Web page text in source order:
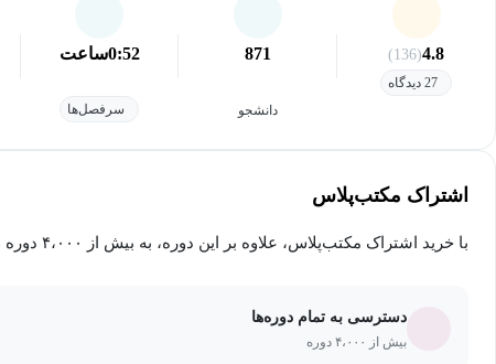
4.8
(136)
27 دیدگاه
871
دانشجو
0:52ساعت
سرفصل‌ها
اشتراک مکتب‌پلاس
با خرید اشتراک مکتب‌پلاس، علاوه بر این دوره، به بیش از ۴،۰۰۰ دوره دیگر دسترسی خواهید داشت.
دسترسی به تمام دوره‌ها
بیش از ۴،۰۰۰ دوره